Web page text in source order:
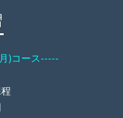
)コース-----